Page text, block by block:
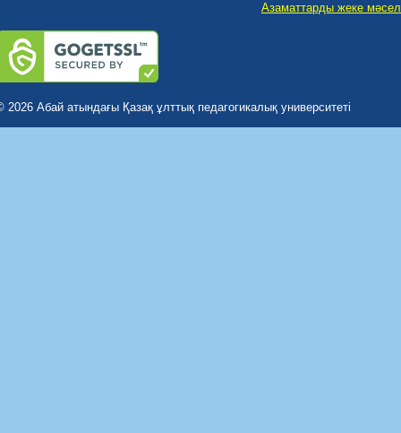
Азаматтарды жеке
2026 Абай атындағы Қазақ ұлттық педагогикалық университеті